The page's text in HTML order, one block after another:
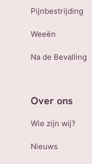
Pijnbestrijding
Weeën
Na de Bevalling
Over ons
Wie zijn wij?
Nieuws